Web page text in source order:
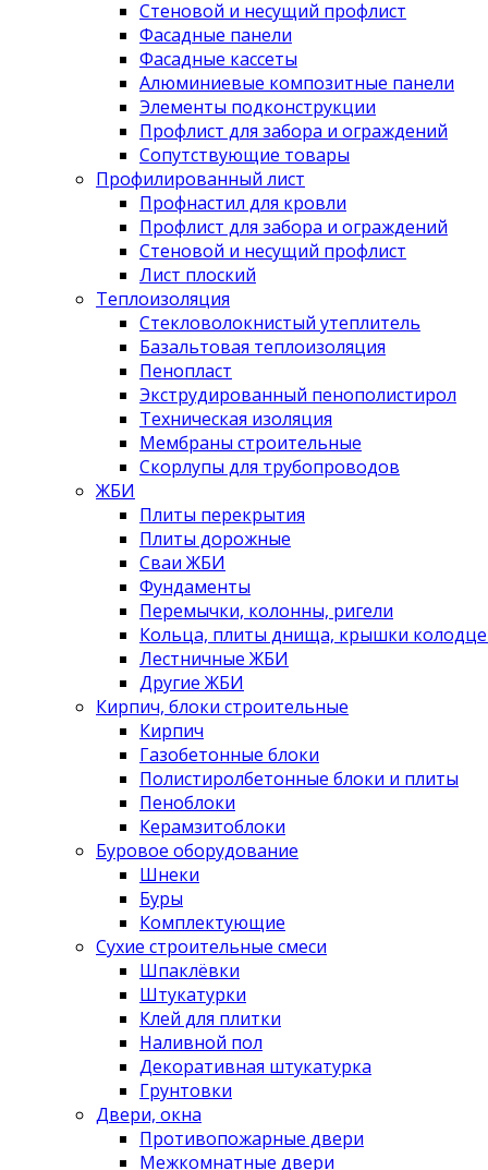
Стеновой и несущий профлист
Фасадные панели
Фасадные кассеты
Алюминиевые композитные панели
Элементы подконструкции
Профлист для забора и ограждений
Сопутствующие товары
Профилированный лист
Профнастил для кровли
Профлист для забора и ограждений
Стеновой и несущий профлист
Лист плоский
Теплоизоляция
Стекловолокнистый утеплитель
Базальтовая теплоизоляция
Пенопласт
Экструдированный пенополистирол
Техническая изоляция
Мембраны строительные
Скорлупы для трубопроводов
ЖБИ
Плиты перекрытия
Плиты дорожные
Сваи ЖБИ
Фундаменты
Перемычки, колонны, ригели
Кольца, плиты днища, крышки
Лестничные ЖБИ
Другие ЖБИ
Кирпич, блоки строительные
Кирпич
Газобетонные блоки
Полистиролбетонные блоки и плиты
Пеноблоки
Керамзитоблоки
Буровое оборудование
Шнеки
Буры
Комплектующие
Сухие строительные смеси
Шпаклёвки
Штукатурки
Клей для плитки
Наливной пол
Декоративная штукатурка
Грунтовки
Двери, окна
Противопожарные двери
Межкомнатные двери